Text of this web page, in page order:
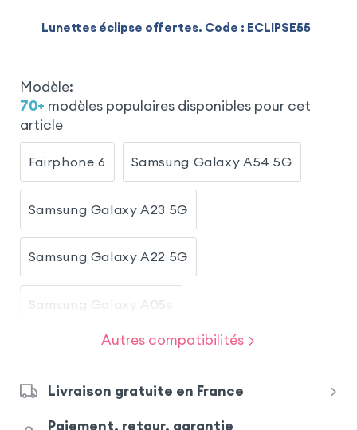
Lunettes éclipse offertes. Code : ECLIPSE55
Modèle:
70+ modèles populaires disponibles pour cet
article
Fairphone 6 Samsung Galaxy A54 5G
Samsung Galaxy A23 5G
Samsung Galaxy A22 5G
Samsung Galaxy A05s
Samsung Galaxy A41
Autres compatibilités
Livraison gratuite en France
Paiement, retour, garantie